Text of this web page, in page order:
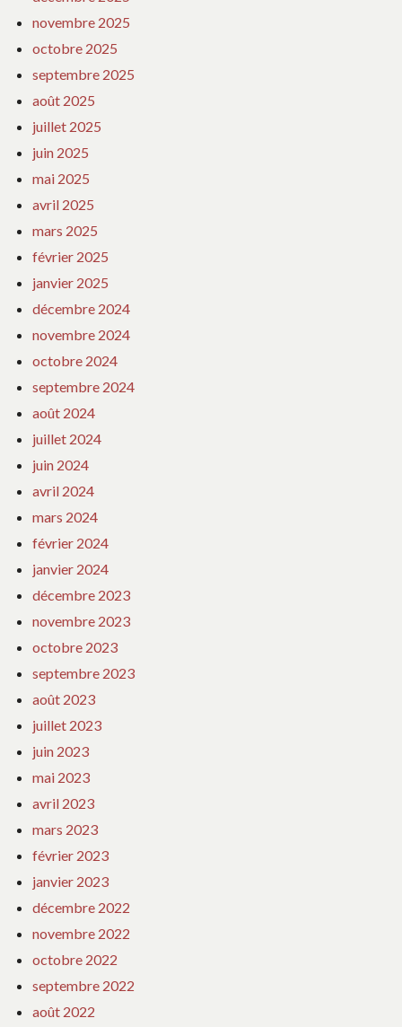
novembre 2025
octobre 2025
septembre 2025
août 2025
juillet 2025
juin 2025
mai 2025
avril 2025
mars 2025
février 2025
janvier 2025
décembre 2024
novembre 2024
octobre 2024
septembre 2024
août 2024
juillet 2024
juin 2024
avril 2024
mars 2024
février 2024
janvier 2024
décembre 2023
novembre 2023
octobre 2023
septembre 2023
août 2023
juillet 2023
juin 2023
mai 2023
avril 2023
mars 2023
février 2023
janvier 2023
décembre 2022
novembre 2022
octobre 2022
septembre 2022
août 2022